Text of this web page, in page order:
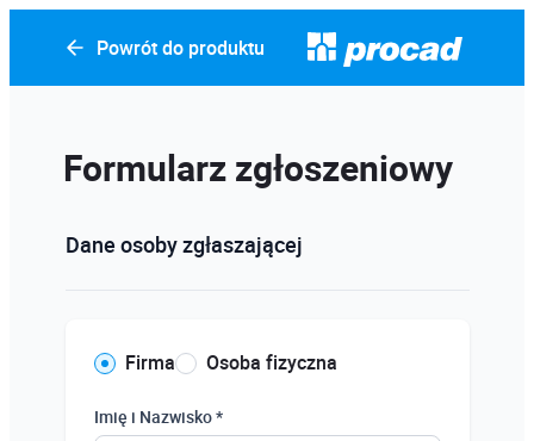
Powrót do produktu
Formularz zgłoszeniowy
Dane osoby zgłaszającej
Firma Osoba fizyczna
Imię i Nazwisko *